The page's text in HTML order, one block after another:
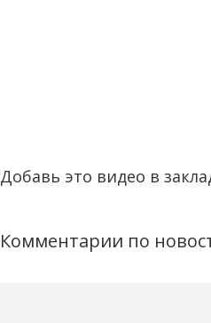
Добавь это видео в
Комментарии по